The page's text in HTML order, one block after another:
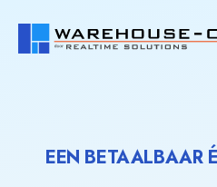
EEN BETAALBAAR